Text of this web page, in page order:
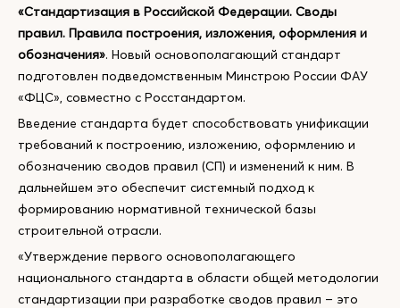
«Стандартизация в Российской Федерации. Своды
правил. Правила построения, изложения, оформления и
обозначения». Новый основополагающий стандарт
подготовлен подведомственным Минстрою России ФАУ
«ФЦС», совместно с Росстандартом.
Введение стандарта будет способствовать унификации
требований к построению, изложению, оформлению и
обозначению сводов правил (СП) и изменений к ним. В
дальнейшем это обеспечит системный подход к
формированию нормативной технической базы
строительной отрасли.
«Утверждение первого основополагающего
национального стандарта в области общей методологии
стандартизации при разработке сводов правил – это